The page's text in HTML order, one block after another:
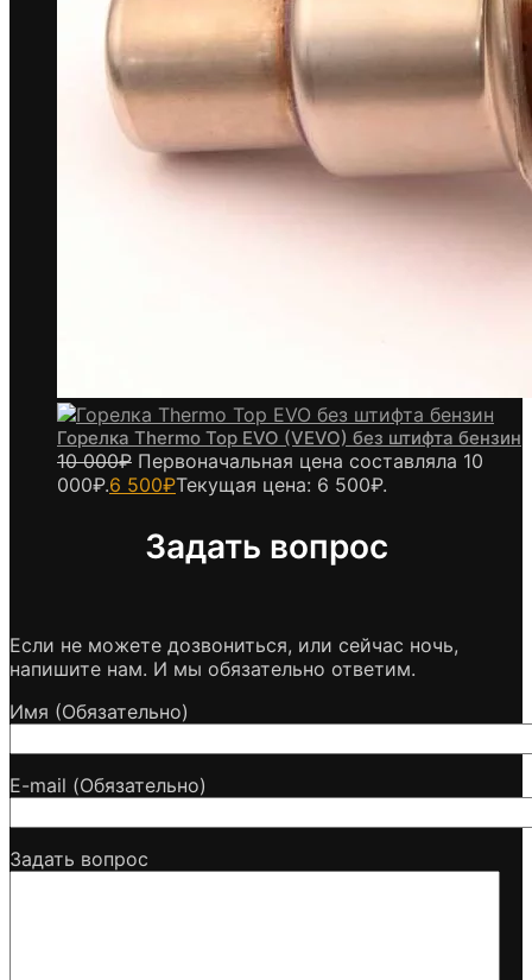
Горелка Thermo Top EVO (VEVO) без штифта бензин
10 000₽ Первоначальная цена составляла 10
000₽.6 500₽Текущая цена: 6 500₽.
Задать вопрос
Если не можете дозвониться, или сейчас ночь,
напишите нам. И мы обязательно ответим.
Имя (Обязательно)
E-mail (Обязательно)
Задать вопрос